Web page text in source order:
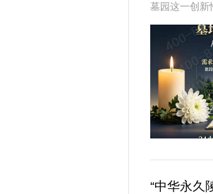
墓园这一创新
野。温泉墓园
围，更通过
存区、应急
供极大便利
“中华永久